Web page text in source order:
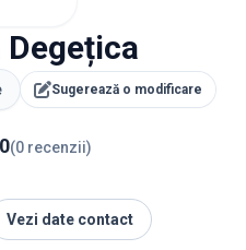
Sugerează o modificare
(0 recenzii)
Vezi date contact